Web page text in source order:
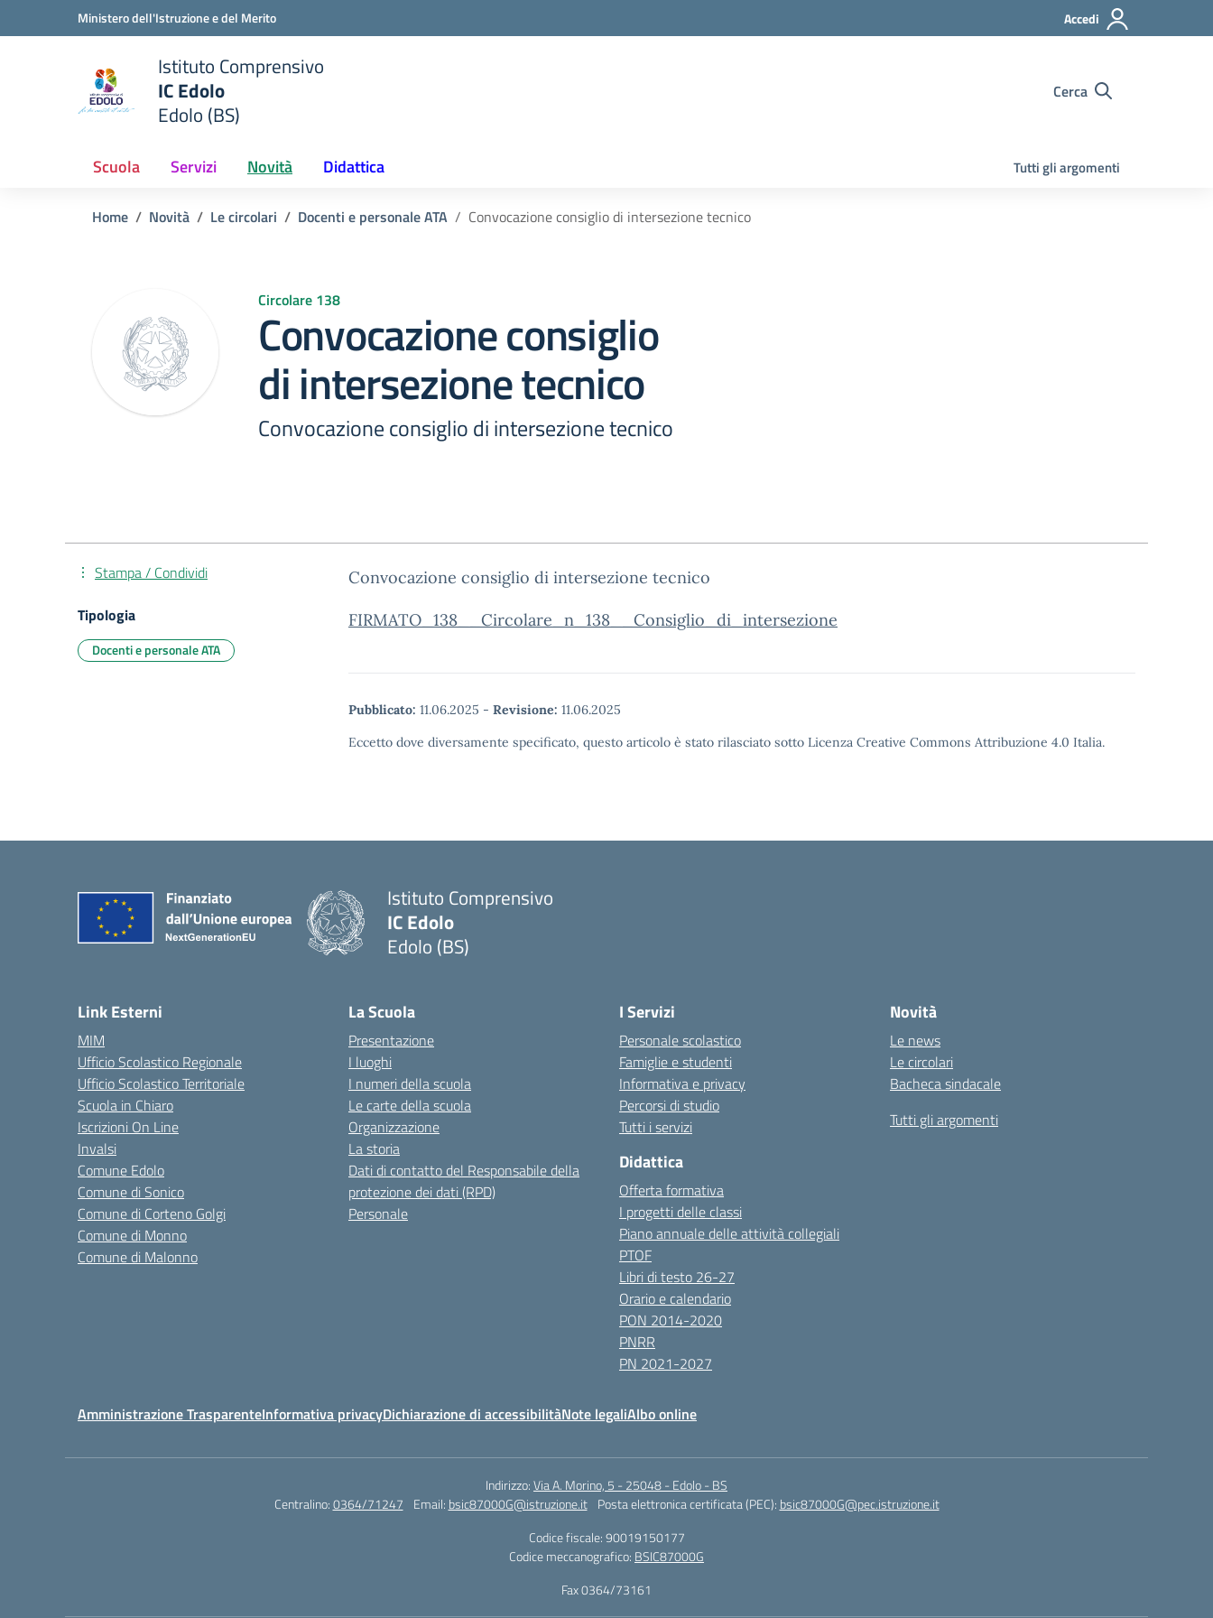
Vai ai contenuti
Vai al menu di navigazioneMinistero dell'Istruzione e del Merito Accedi
scuola
Istituto Comprensivo
IC Edolo
Edolo (BS)
Cerca
Scuola Servizi Novità Didattica Tutti gli argomenti
Home Novità Le circolari Docenti e personale ATA Convocazione consiglio di intersezione tecnico
Circolare 138
Convocazione consiglio
di intersezione tecnico
Convocazione consiglio di intersezione tecnico
Convocazione consiglio di intersezione tecnico
FIRMATO_138__Circolare_n_138__Consiglio_di_intersezione
Pubblicato: 11.06.2025 - Revisione: 11.06.2025
Eccetto dove diversamente specificato, questo articolo è stato rilasciato sotto Licenza Creative Commons Attribuzione 4.0 Italia.
Stampa / Condividi
Tipologia
Docenti e personale ATA
Istituto Comprensivo
IC Edolo
Edolo (BS)
Link Esterni
MIM
Ufficio Scolastico Regionale
Ufficio Scolastico Territoriale
Scuola in Chiaro
Iscrizioni On Line
Invalsi
Comune Edolo
Comune di Sonico
Comune di Corteno Golgi
Comune di Monno
Comune di Malonno
La Scuola
Presentazione
I luoghi
I numeri della scuola
Le carte della scuola
Organizzazione
La storia
Dati di contatto del Responsabile della
protezione dei dati (RPD)
Personale
I Servizi
Personale scolastico
Famiglie e studenti
Informativa e privacy
Percorsi di studio
Tutti i servizi
Didattica
Offerta formativa
I progetti delle classi
Piano annuale delle attività collegiali
PTOF
Libri di testo 26-27
Orario e calendario
PON 2014-2020
PNRR
PN 2021-2027
Novità
Le news
Le circolari
Bacheca sindacale
Tutti gli argomenti
Amministrazione TrasparenteInformativa privacyDichiarazione di accessibilitàNote legaliAlbo online
Indirizzo:Via A. Morino, 5 - 25048 - Edolo - BS
Centralino:0364/71247 Email: bsic87000G@istruzione.it Posta elettronica certificata (PEC): bsic87000G@pec.istruzione.it
Codice fiscale: 90019150177
Codice meccanografico: BSIC87000G
Fax 0364/73161